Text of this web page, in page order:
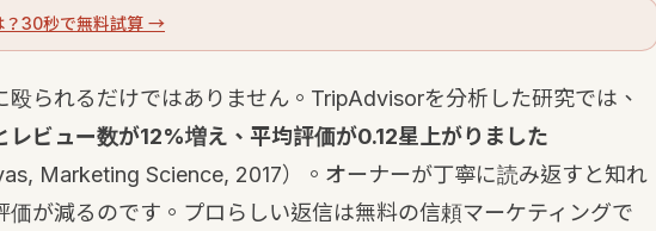
？30秒で無料試算 →
殴られるだけではありません。TripAdvisorを分析した研究では、
レビュー数が12%増え、平均評価が0.12星上がりました
Marketing Science, 2017）。オーナーが丁寧に読み返すと知れ
価が減るのです。プロらしい返信は無料の信頼マーケティングで